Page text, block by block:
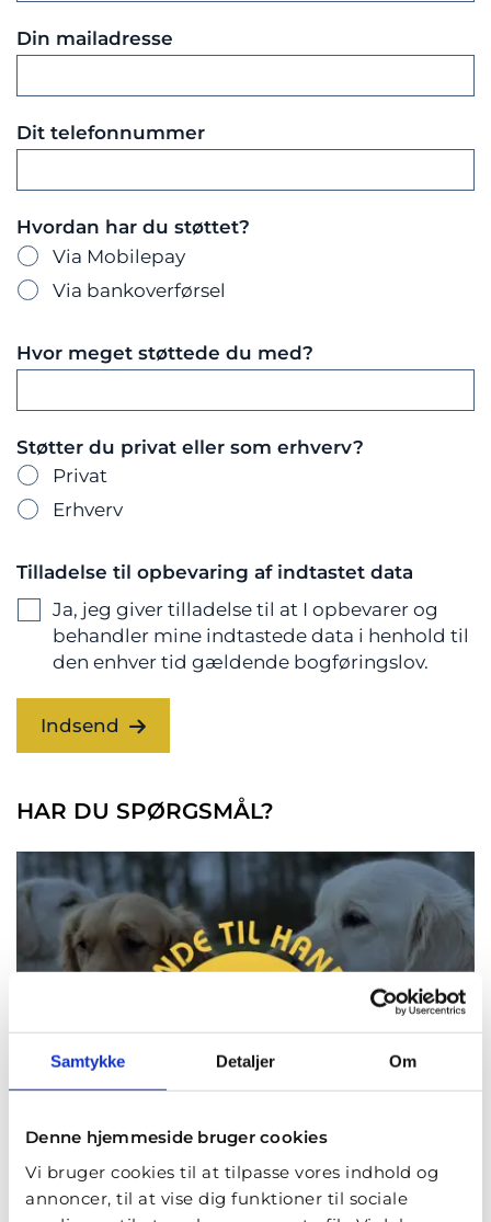
Samtykke Detaljer Om
Denne hjemmeside bruger cookies
Vi bruger cookies til at tilpasse vores indhold og
annoncer, til at vise dig funktioner til sociale
Din mailadresse
Dit telefonnummer
Hvordan har du støttet?
Via Mobilepay
Via bankoverførsel
Hvor meget støttede du med?
Støtter du privat eller som erhverv?
Privat
Erhverv
Tilladelse til opbevaring af indtastet data
Ja, jeg giver tilladelse til at I opbevarer og
behandler mine indtastede data i henhold til
den enhver tid gældende bogføringslov.
Indsend
HAR DU SPØRGSMÅL?